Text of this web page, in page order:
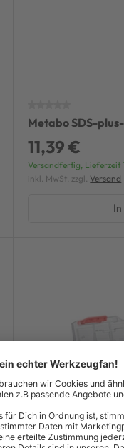
Metabo SDS-
11,39 €
Versandfertig, Lieferzeit
inkl. MwSt. zzgl. Versand